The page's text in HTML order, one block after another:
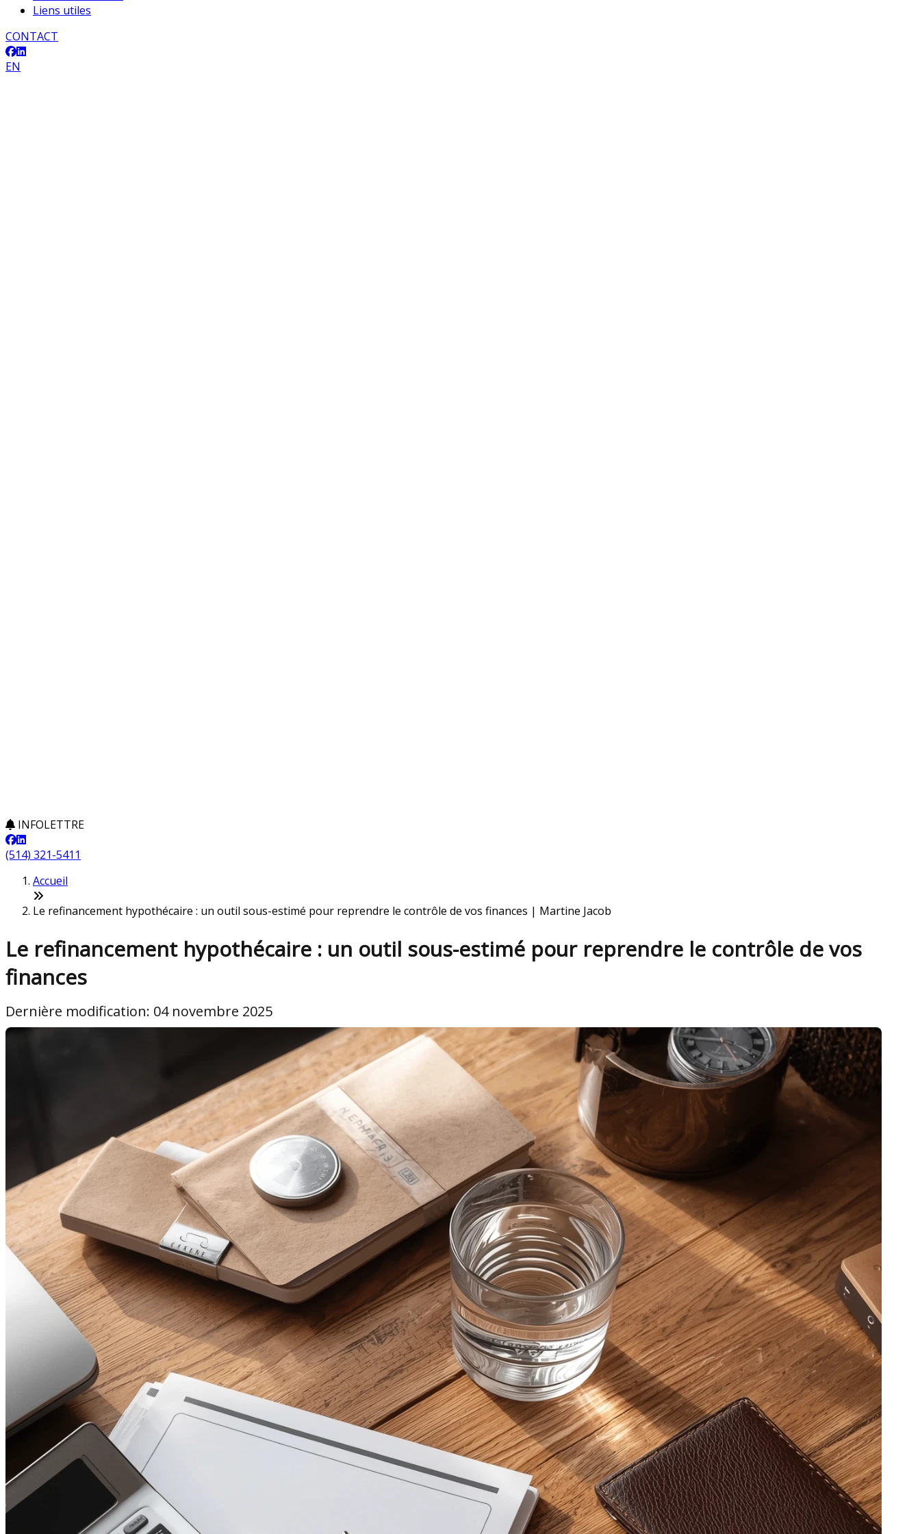
Liens utiles
CONTACT
EN
INFOLETTRE
(514) 321-5411
Accueil
Le refinancement hypothécaire : un outil sous-estimé pour reprendre le contrôle de vos finances | Martine Jacob
Le refinancement hypothécaire : un outil sous-estimé pour reprendre le contrôle de vos
finances
Dernière modification: 04 novembre 2025